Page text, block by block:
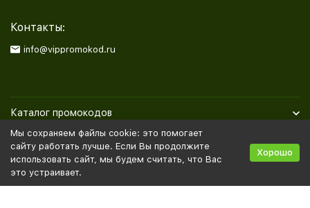
Контакты:
info@vippromokod.ru
Каталог промокодов
Полезная информация
Политика персональных данных Карта сайта
Мы сохраняем файлы cookie: это помогает
сайту работать лучше. Если Вы продолжите
использовать сайт, мы будем считать, что Вас
это устраивает.
Хорошо